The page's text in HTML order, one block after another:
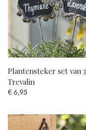
Plantensteker set van 3
Trevalin
€ 6,95